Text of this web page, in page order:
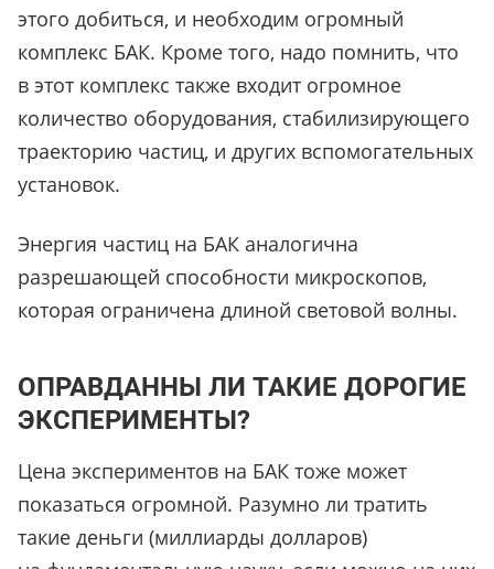
этого добиться, и необходим огромный
комплекс БАК. Кроме того, надо помнить, что
в этот комплекс также входит огромное
количество оборудования, стабилизирующего
траекторию частиц, и других вспомогательных
установок.
Энергия частиц на БАК аналогична
разрешающей способности микроскопов,
которая ограничена длиной световой волны.
ОПРАВДАННЫ ЛИ ТАКИЕ ДОРОГИЕ
ЭКСПЕРИМЕНТЫ?
Цена экспериментов на БАК тоже может
показаться огромной. Разумно ли тратить
такие деньги (миллиарды долларов)